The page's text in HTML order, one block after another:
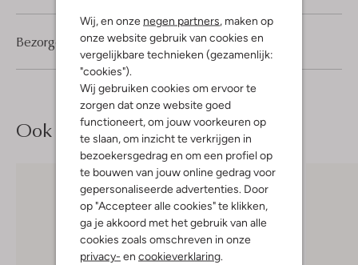
Wij, en onze negen partners , maken op
onze website gebruik van cookies en
vergelijkbare technieken (gezamenlijk:
"cookies").
Wij gebruiken cookies om ervoor te
zorgen dat onze website goed
functioneert, om jouw voorkeuren op
te slaan, om inzicht te verkrijgen in
bezoekersgedrag en om een profiel op
te bouwen van jouw online gedrag voor
gepersonaliseerde advertenties. Door
op "Accepteer alle cookies" te klikken,
ga je akkoord met het gebruik van alle
cookies zoals omschreven in onze
privacy- en cookieverklaring
Bezorgen & retourneren
Ook iets voor jou?